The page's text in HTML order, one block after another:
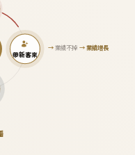
帶新客來
→業績不掉 →業績增長